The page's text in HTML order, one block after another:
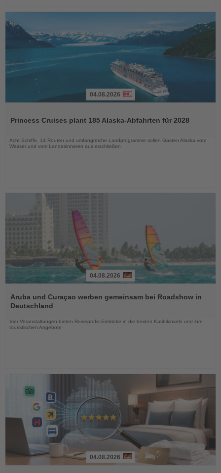
die
04.08.2026
Princess Cruises plant 185 Alaska-Abfahrten für 2028
Acht Schiffe, 14 Routen und umfangreiche Landprogramme sollen Gästen Alaska vom
Wasser und vom Landesinneren aus erschließen
Sie
die
04.08.2026
Aruba und Curaçao werben gemeinsam bei Roadshow in
Deutschland
Vier Veranstaltungen bieten Reiseprofis Einblicke in die beiden Karibikinseln und ihre
touristischen Angebote
04.08.2026